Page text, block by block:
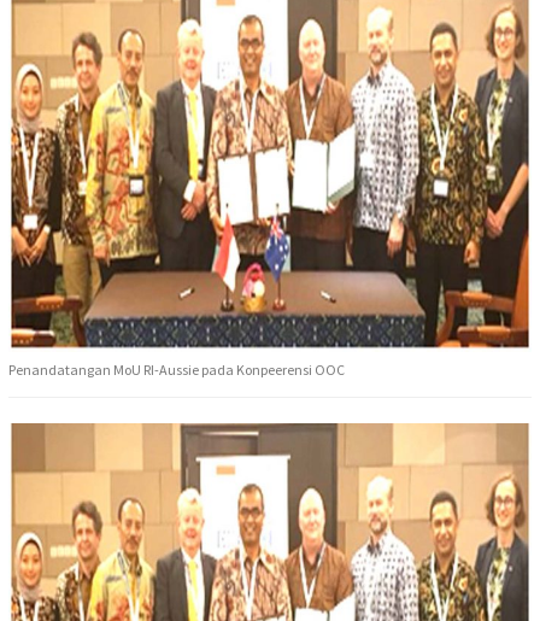
Penandatangan MoU RI-Aussie pada Konpeerensi OOC